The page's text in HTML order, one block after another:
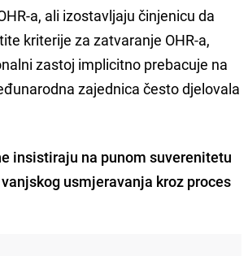
a, ali izostavljaju činjenicu da
kriterije za zatvaranje OHR-a,
zastoj implicitno prebacuje na
zajednica često djelovala
insistiraju na punom suverenitetu
usmjeravanja kroz proces